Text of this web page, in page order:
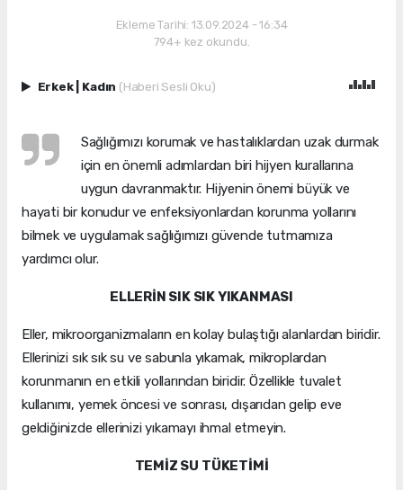
Ekleme Tarihi: 13.09.2024 - 16:34
794+ kez okundu.
Erkek Kadın (Haberi Sesli Oku)
Sağlığımızı korumak ve hastalıklardan uzak durmak
için en önemli adımlardan biri hijyen kurallarına
uygun davranmaktır. Hijyenin önemi büyük ve
hayati bir konudur ve enfeksiyonlardan korunma yollarını
bilmek ve uygulamak sağlığımızı güvende tutmamıza
yardımcı olur.
ELLERİN SIK SIK YIKANMASI
Eller, mikroorganizmaların en kolay bulaştığı alanlardan biridir.
Ellerinizi sık sık su ve sabunla yıkamak, mikroplardan
korunmanın en etkili yollarından biridir. Özellikle tuvalet
kullanımı, yemek öncesi ve sonrası, dışarıdan gelip eve
geldiğinizde ellerinizi yıkamayı ihmal etmeyin.
TEMİZ SU TÜKETİMİ